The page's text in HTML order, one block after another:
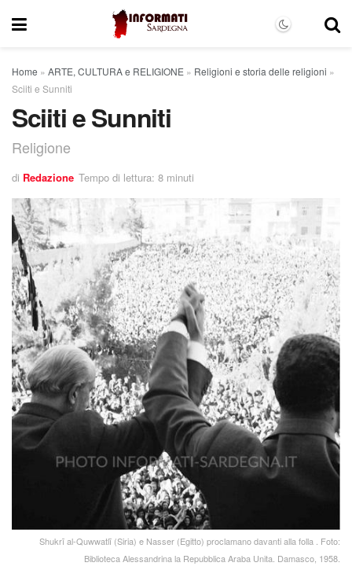
Home » ARTE, CULTURA e RELIGIONE » Religioni e storia delle religioni »
Sciiti e Sunniti
Sciiti e Sunniti
Religione
di Redazione Tempo di lettura: 8 minuti
Shukrī al-Quwwatlī (Siria) e Nasser (Egitto) proclamano davanti alla folla . Foto:
Biblioteca Alessandrina la Repubblica Araba Unita. Damasco, 1958.